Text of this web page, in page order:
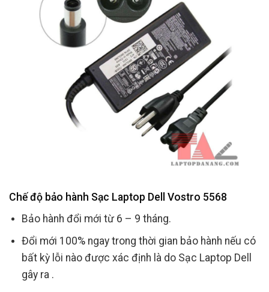
Chế độ bảo hành Sạc Laptop Dell Vostro 5568
Bảo hành đổi mới từ 6 – 9 tháng.
Đổi mới 100% ngay trong thời gian bảo hành nếu có
bất kỳ lỗi nào được xác định là do Sạc Laptop Dell
gây ra .